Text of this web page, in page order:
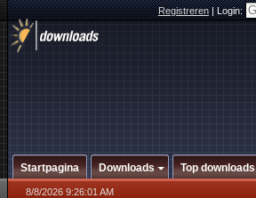
Registreren|Login:
Startpagina Downloads Top downloads
8/8/2026 9:26:01 AM